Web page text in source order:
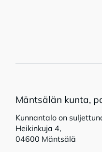
Mänt­sä­län kun­ta,
Kunnantalo on
Heikinkuja 4,
04600 Mäntsälä